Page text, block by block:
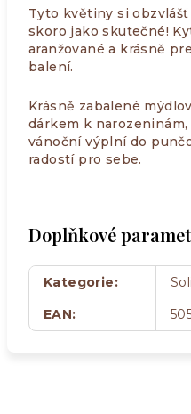
Tyto květiny si
skoro jako skutečné!
aranžované a krásně
balení.
Krásně zabalené
dárkem k
vánoční výplní do
radostí pro sebe.
Doplňkové
Kategorie:
EAN: